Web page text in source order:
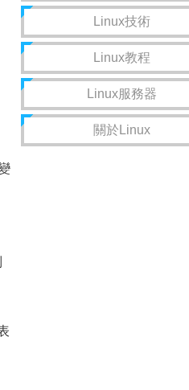
Linux技術
Linux教程
Linux服務器
關於Linux